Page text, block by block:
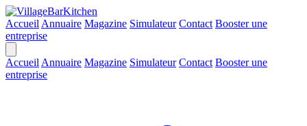
Accueil Annuaire Magazine Simulateur Contact Booster une
entreprise
Accueil Annuaire Magazine Simulateur Contact Booster une
entreprise